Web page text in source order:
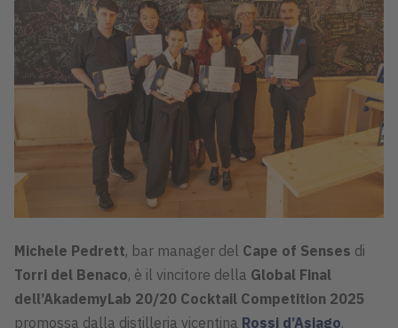
Michele Pedrett, bar manager del Cape of Senses di
Torri del Benaco, è il vincitore della Global Final
dell’AkademyLab 20/20 Cocktail Competition 2025
promossa dalla distilleria vicentina Rossi d’Asiago.